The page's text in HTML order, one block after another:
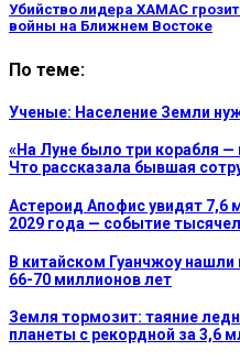
Убийство лидера ХАМАС
войны на Ближнем Востоке
По теме:
Ученые: Население Земли
«На Луне было три корабля —
Что рассказала бывшая
Астероид Апофис увидят 7,6
2029 года — событие
В китайском Гуанчжоу
66-70 миллионов лет
Земля тормозит: таяние
планеты с рекордной за 3,6